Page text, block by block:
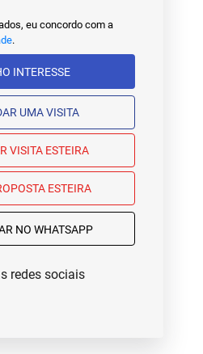
eu concordo com a
.
TENHO INTERESSE
AGENDAR UMA VISITA
VISITA ESTEIRA
ESTEIRA
NO WHATSAPP
redes sociais